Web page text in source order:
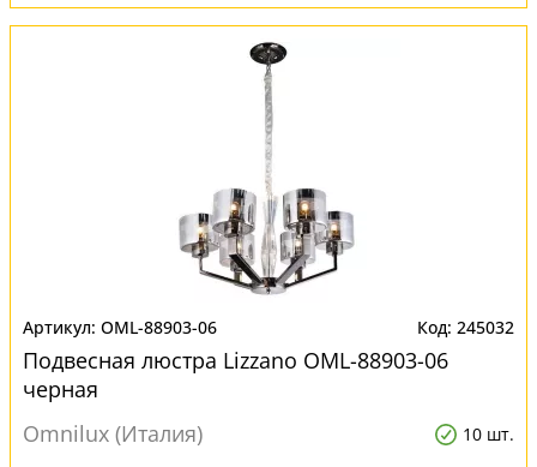
OML-88903-06 245032
Подвесная люстра Lizzano OML-88903-06
черная
Omnilux (Италия)
10 шт.